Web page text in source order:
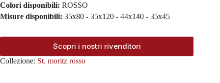
Colori disponibili: ROSSO
Misure disponibili: 35x80 - 35x120 - 44x140 - 35x45
Scopri i nostri rivenditori
Collezione: St. moritz rosso